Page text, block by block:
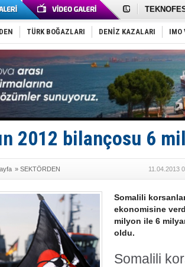
Tersane
İngiliz
FESCO,
DESE,
35 milyon
İnsansız
Yüzyıl
Anadolu
Derince,
İTU AUV,
TÜRK BOĞAZLARI DENİZ KAZALARI IMO
2012 bilançosu 6
» SEKTÖRDEN 11.04.2013
Somalili
ekonomisine
milyon ile 6
oldu.
Somalili